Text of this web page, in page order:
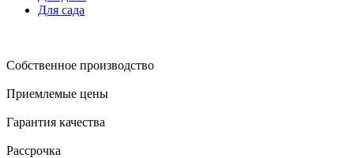
Для сада
Собственное производство
Приемлемые цены
Гарантия качества
Рассрочка